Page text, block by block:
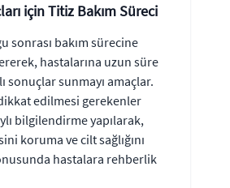
için Titiz Bakım Süreci
sonrası bakım sürecine
hastalarına uzun süre
sonuçlar sunmayı amaçlar.
edilmesi gerekenler
bilgilendirme yapılarak,
koruma ve cilt sağlığını
hastalara rehberlik